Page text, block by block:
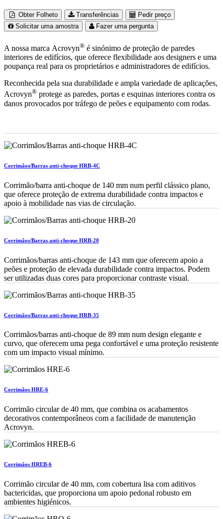
Obter Folheto Transferências
Pedir preço
Solicitar uma amostra
Fazer uma pergunta
A nossa marca Acrovyn® é sinónimo de proteção de paredes
interiores de edifícios, que oferece flexibilidade aos designers e uma
poupança real para os proprietários e administradores de edifícios.
Reconhecida pela sua durabilidade e ampla variedade de aplicações,
Acrovyn® protege as paredes, portas e esquinas interiores contra os
danos provocados ​​por tráfego de peões e equipamento com rodas.
Corrimãos/Barras anti-choque HRB-4C
Corrimão/barra anti-choque de 140 mm num perfil clássico plano,
que oferece proteção de extrema durabilidade contra impactos e
apoio à mobilidade nas vias de circulação.
Corrimãos/Barras anti-choque HRB-20
Corrimãos/barras anti-choque de 143 mm que oferecem apoio a
peões e proteção de elevada durabilidade contra impactos. Podem
ser utilizadas duas cores para proporcionar contraste visual.
Corrimãos/Barras anti-choque HRB-35
Corrimãos/barras anti-choque de 89 mm num design elegante e
curvo, que oferecem uma pega confortável e uma proteção resistente
com um impacto visual mínimo.
Corrimãos HRE-6
Corrimão circular de 40 mm, que combina os acabamentos
decorativos contemporâneos com a facilidade de manutenção
Acrovyn.
Corrimãos HREB-6
Corrimão circular de 40 mm, com cobertura lisa com aditivos
bactericidas, que proporciona um apoio pedonal robusto em
ambientes higiénicos.